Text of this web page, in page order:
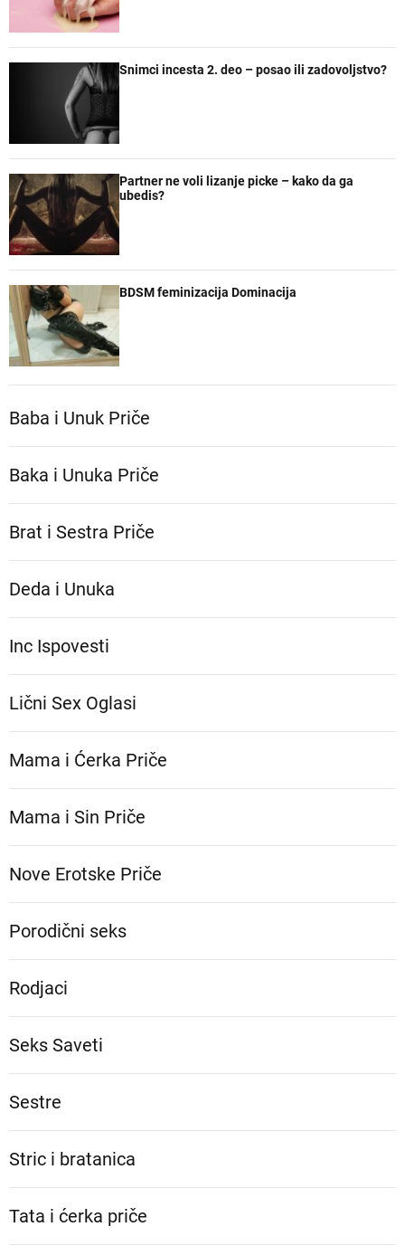
Snimci incesta 2. deo – posao ili zadovoljstvo?
Partner ne voli lizanje picke – kako da ga
ubedis?
BDSM feminizacija Dominacija
Baba i Unuk Priče
Baka i Unuka Pričе
Brat i Sestra Priče
Deda i Unuka
Inc Ispovesti
Lični Sex Oglasi
Mama i Ćerka Priče
Mama i Sin Priče
Nove Erotske Priče
Porodični seks
Rodjaci
Seks Saveti
Sestre
Stric i bratanica
Tata i ćerka priče